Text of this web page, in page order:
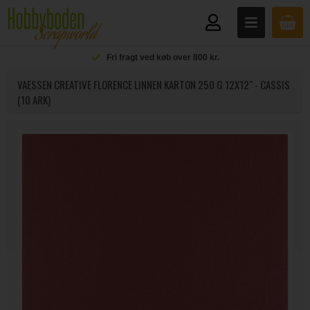
Fri fragt ved køb over 800 kr.
VAESSEN CREATIVE FLORENCE LINNEN KARTON 250 G 12X12" - CASSIS
(10 ARK)